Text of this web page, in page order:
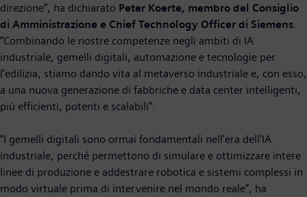
direzione”, ha dichiarato Peter Koerte, membro del Consiglio
di Amministrazione e Chief Technology Officer di Siemens
“Combinando le nostre competenze negli ambiti di IA
industriale, gemelli digitali, automazione e tecnologie per
l’edilizia, stiamo dando vita al metaverso industriale e, con esso,
a una nuova generazione di fabbriche e data center intelligenti,
più efficienti, potenti e scalabili”.
“I gemelli digitali sono ormai fondamentali nell’era dell’IA
industriale, perché permettono di simulare e ottimizzare intere
linee di produzione e addestrare robotica e sistemi complessi in
modo virtuale prima di intervenire nel mondo reale”, ha